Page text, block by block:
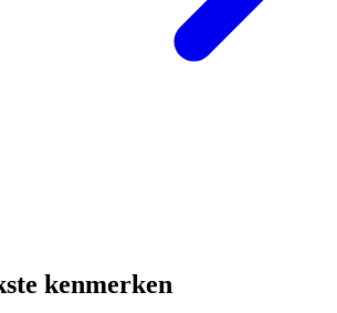
kenmerken